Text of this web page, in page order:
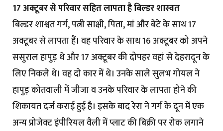
17 अक्टूबर से परिवार सहित लापता है बिल्डर शास्वत
बिल्डर शाश्वत गर्ग, पत्नी साक्षी, पिता, मां और बेटे के साथ 17
अक्टूबर से लापता हैं। वह परिवार के साथ 16 अक्टूबर को अपने
ससुराल हापुड़ थे और 17 अक्टूबर की दोपहर वहां से देहरादून के
लिए निकले थे। वह दो कार में थे। उनके साले सुलभ गोयल ने
हापुड़ कोतवाली में जीजा व उनके परिवार के लापता होने की
शिकायत दर्ज कराई हुई है। इसके बाद रेरा ने गर्ग के दून में एक
अन्य प्रोजेक्ट इंपीरियल वैली में प्लाट की बिक्री पर रोक लगाने